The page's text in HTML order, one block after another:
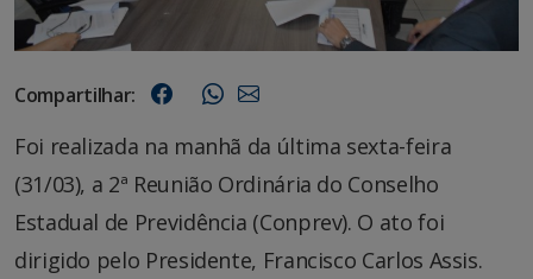
Compartilhar:
Foi realizada na manhã da última sexta-feira
(31/03), a 2ª Reunião Ordinária do Conselho
Estadual de Previdência (Conprev). O ato foi
dirigido pelo Presidente, Francisco Carlos Assis.